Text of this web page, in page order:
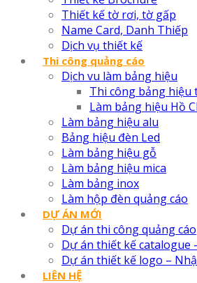
Thiết kế tờ rơi, tờ gấp
Name Card, Danh Thiếp
Dịch vụ thiết kế
Thi công quảng cáo
Dịch vu làm bảng hiệu
Thi công bảng hiệu
Làm bảng hiệu Hồ
Làm bảng hiệu alu
Bảng hiệu đèn Led
Làm bảng hiệu gỗ
Làm bảng hiệu mica
Làm bảng inox
Làm hộp đèn quảng cáo
DỰ ÁN MỚI
Dự án thi công quảng cáo
Dự án thiết kế catalogue
Dự án thiết kế logo –
LIÊN HỆ